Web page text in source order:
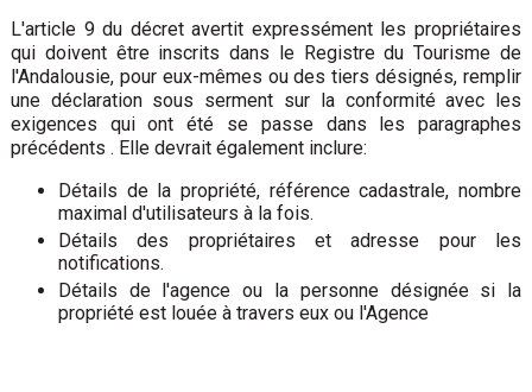
L'article 9 du décret avertit expressément les propriétaires
qui doivent être inscrits dans le Registre du Tourisme de
l'Andalousie, pour eux-mêmes ou des tiers désignés, remplir
une déclaration sous serment sur la conformité avec les
exigences qui ont été se passe dans les paragraphes
précédents . Elle devrait également inclure:
Détails de la propriété, référence cadastrale, nombre
maximal d'utilisateurs à la fois.
Détails des propriétaires et adresse pour les
notifications.
Détails de l'agence ou la personne désignée si la
propriété est louée à travers eux ou l'Agence